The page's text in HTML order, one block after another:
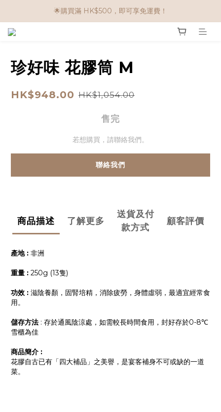
🌟購物滿 HK$650享95折； HK$950享9折；HK$1500享85折
🌟購買滿 HK$500，即可享免運費！
任選兩件$80！ 🌟韓國骨膠原啫喱：$270/3件；$510/6件
珍好味 花膠筒 M
HK$948.00 HK$1,054.00
售完
若想購買，請聯絡我們。
聯絡我們
商品描述 了解更多
送貨及付
款方式
顧客評價
產地 : 非洲
重量 : 250g (13隻)
功效 : 滋陰養顏，固腎培精，消除疲勞，身體虛弱，最適宜經常食
用。
儲存方法 : 存於通風陰涼處，如需較長時間食用，封好存於0-8℃
雪櫃為佳
商品簡介 :
花膠自古已有「四大補品」之美譽，是宴客補身不可或缺的一道
菜。